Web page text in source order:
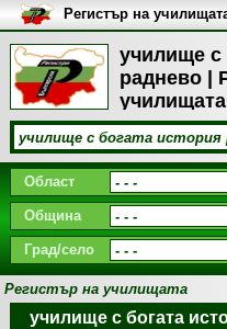
училище с
раднево |
училищата
Регистър на
университетите в
Област
Община
Град/село
Регистър на училищата
училище с богата